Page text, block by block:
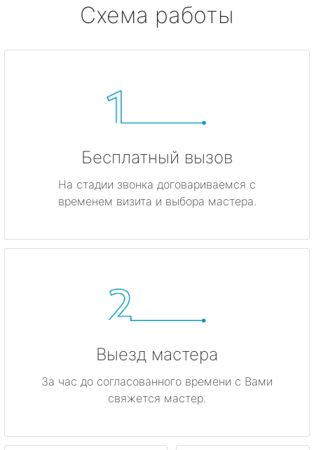
Схема работы
Бесплатный вызов
На стадии звонка договариваемся с
временем визита и выбора мастера.
Выезд мастера
За час до согласованного времени с Вами
свяжется мастер.